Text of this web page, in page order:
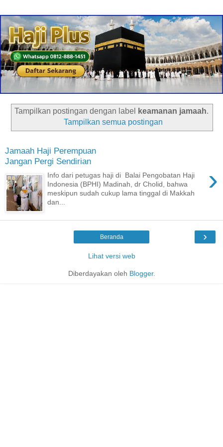
Tampilkan postingan dengan label keamanan jamaah.
Tampilkan semua postingan
Jamaah Haji Perempuan
Jangan Pergi Sendirian
›
Info dari petugas haji di Balai Pengobatan Haji
Indonesia (BPHI) Madinah, dr Cholid, bahwa
meskipun sudah cukup lama tinggal di Makkah
dan...
›
Beranda
Lihat versi web
Diberdayakan oleh Blogger.